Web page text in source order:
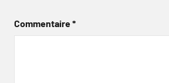
Commentaire*